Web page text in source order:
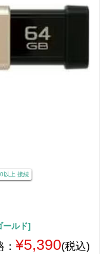
以上 接続
ールド]
¥5,390(税込)